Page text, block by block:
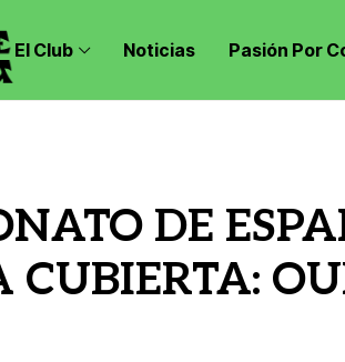
El Club Noticias Pasión Por
DE
CUBIERTA: